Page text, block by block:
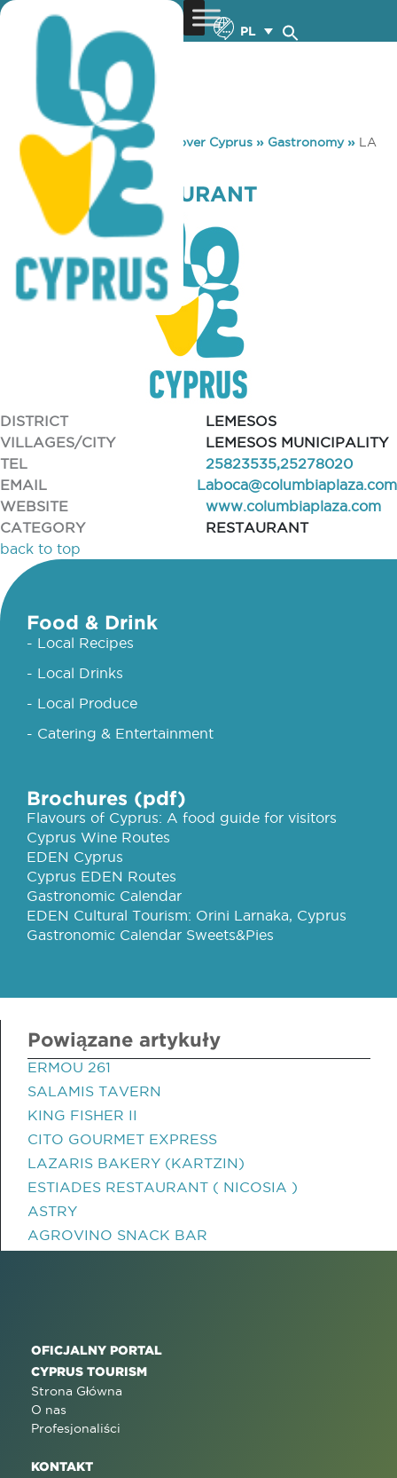
PL
You are here: Home »Discover Cyprus » Gastronomy» LA
BOCA RESTAURANT
LA BOCA RESTAURANT
DISTRICT
LEMESOS
VILLAGES/CITY
LEMESOS MUNICIPALITY
TEL
25823535,25278020
EMAIL
Laboca@columbiaplaza.com
WEBSITE
www.columbiaplaza.com
CATEGORY
RESTAURANT
back to top
Food & Drink
- Local Recipes
- Local Drinks
- Local Produce
- Catering & Entertainment
Brochures (pdf)
Flavours of Cyprus: A food guide for visitors
Cyprus Wine Routes
EDEN Cyprus
Cyprus EDEN Routes
Gastronomic Calendar
EDEN Cultural Tourism: Orini Larnaka, Cyprus
Gastronomic Calendar Sweets&Pies
Powiązane artykuły
ERMOU 261
SALAMIS TAVERN
KING FISHER II
CITO GOURMET EXPRESS
LAZARIS BAKERY (KARTZIN)
ESTIADES RESTAURANT ( NICOSIA )
ASTRY
AGROVINO SNACK BAR
OFICJALNY PORTAL
CYPRUS TOURISM
Strona Główna
O nas
Profesjonaliści
KONTAKT